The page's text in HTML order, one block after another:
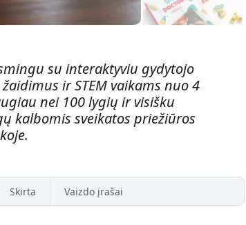
su interaktyviu gydytojo
ir STEM vaikams nuo 4
nei 100 lygių ir visišku
kalbomis sveikatos priežiūros
Skirta Vaizdo įrašai